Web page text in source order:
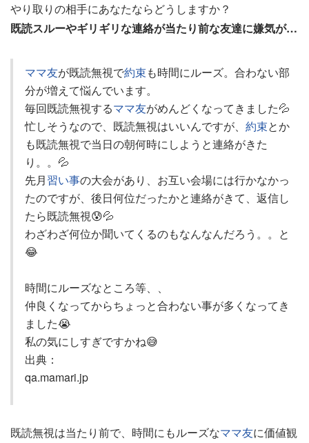
やり取りの相手にあなたならどうしますか？
既読スルーやギリギリな連絡が当たり前な友達に嫌気が…
ママ友が既読無視で約束も時間にルーズ。合わない部
分が増えて悩んでいます。
毎回既読無視するママ友がめんどくなってきました💦
忙しそうなので、既読無視はいいんですが、 約束とか
も既読無視で当日の朝何時にしようと連絡がきた
り。。💦
先月習い事の大会があり、お互い会場には行かなかっ
たのですが、後日何位だったかと連絡がきて、返信し
たら既読無視😰💦
わざわざ何位か聞いてくるのもなんなんだろう。。と
😂
時間にルーズなところ等、、
仲良くなってからちょっと合わない事が多くなってき
ました😭
私の気にしすぎですかね😅
出典：
qa.mamari.jp
既読無視は当たり前で、時間にもルーズなママ友に価値観